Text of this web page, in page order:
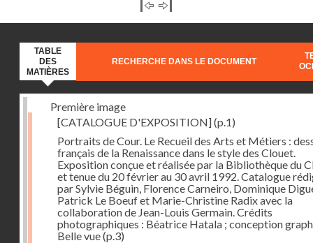
TABLE
DES
MATIÈRES
RECHERCHE DANS LE DOCUMENT
Première image
[CATALOGUE D'EXPOSITION](p.1)
Portraits de Cour. Le Recueil des Arts et Métiers :
français de la Renaissance dans le style des Clouet.
Exposition conçue et réalisée par la Bibliothèque du
et tenue du 20 février au 30 avril 1992. Catalogue
par Sylvie Béguin, Florence Carneiro, Dominique
Patrick Le Boeuf et Marie-Christine Radix avec la
collaboration de Jean-Louis Germain. Crédits
photographiques : Béatrice Hatala ; conception
Belle vue(p.3)